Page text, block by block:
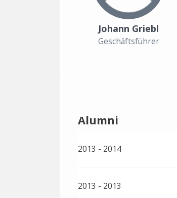
Johann Griebl
Geschäftsführer
Alumni
2013 - 2014
2013 - 2013